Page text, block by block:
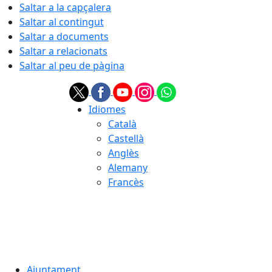
Saltar a la capçalera
Saltar al contingut
Saltar a documents
Saltar a relacionats
Saltar al peu de pàgina
Idiomes
Català
Castellà
Anglès
Alemany
Francès